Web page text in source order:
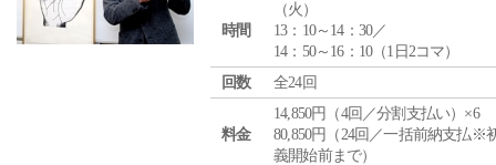
時間
（火 ）
13：10～14：30／
14：50～16：10（1日2コマ）
回数
全24回
料金
14,850円（4回／分割支払い）×6
80,850円（24回／一括前納支払※
義開始前まで）